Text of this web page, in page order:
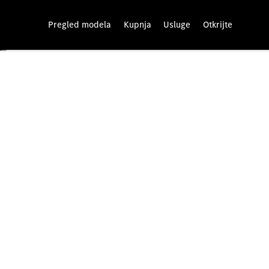
Pregled modela Kupnja Usluge Otkrijte